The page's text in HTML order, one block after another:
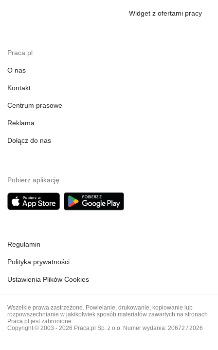
Widget z ofertami pracy
Praca.pl
O nas
Kontakt
Centrum prasowe
Reklama
Dołącz do nas
Pobierz aplikację
Regulamin
Polityka prywatności
Ustawienia Plików Cookies
Wszelkie prawa zastrzeżone. Powielanie, drukowanie, kopiowanie lub
rozpowszechnianie w jakikolwiek sposób materiałów zawartych na stronach
Praca.pl jest zabronione.
Copyright © 2003 - 2026 Praca.pl Sp. z o.o. Numer wydania: 20672 / 2026